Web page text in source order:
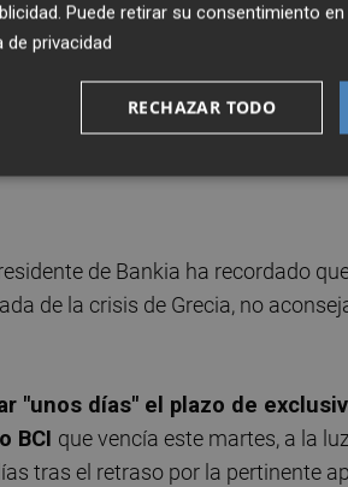
ha defendido que el consejo de
"Debemos trabajar mucho para
garantizar: "Que Bankia valga
de Bankia ha recordado
de la crisis de Grecia, no
"unos días" el plazo de
BCI que vencía este martes, a la
tras el retraso por la pertinente
. Puede retirar su consentimiento
de privacidad
RECHAZAR TODO